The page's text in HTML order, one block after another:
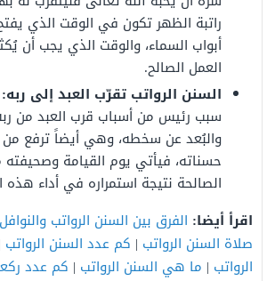
راتبة الظهر تكون في الوقت الذي
أبواب السماء، والوقت الذي يجب أن
العمل الصالح.
السنن الرواتب تقرّب العبد إلى ربه:
سبب رئيس من أسباب قرب العبد من
والبُعد عن سخطه، وهي أيضاً ترفع من
حسناته، فيأتي يوم القيامة وصحيفته
الصالحة نتيجة استمراره في أداء هذه
اقرأ أيضا: الفرق بين السنن الرواتب والنوافل
صلاة السنن الرواتب | كم عدد السنن الرواتب
الرواتب | ما هي السنن الرواتب | كم عدد